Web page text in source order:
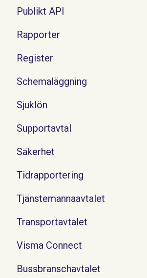
Publikt API
Rapporter
Register
Schemaläggning
Sjuklön
Supportavtal
Säkerhet
Tidrapportering
Tjänstemannaavtalet
Transportavtalet
Visma Connect
Bussbranschavtalet